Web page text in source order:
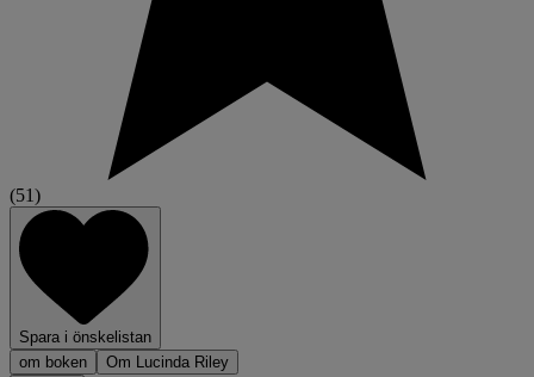
(51)
Spara i önskelistan
om boken
Om Lucinda Riley